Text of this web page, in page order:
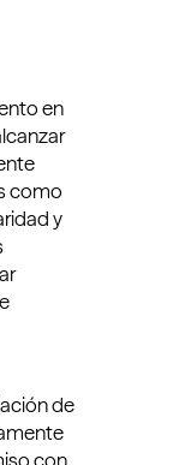
en
como
y
de
con